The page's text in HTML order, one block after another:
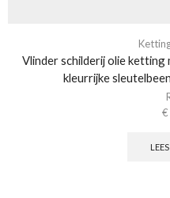
Vlinder schilderij olie
kleurrijke
€